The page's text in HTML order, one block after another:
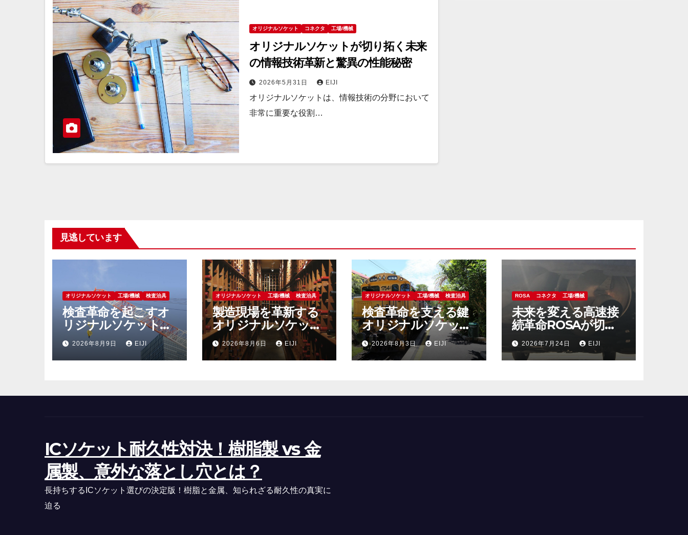
オリジナルソケット コネクタ 工場/機械
オリジナルソケットが切り拓く未来
の情報技術革新と驚異の性能秘密
2026年5月31日 EIJI
オリジナルソケットは、情報技術の分野において
非常に重要な役割…
見逃しています
オリジナルソケット 工場/機械 検査治具
検査革命を起こすオ
リジナルソケットが
秘める驚異の品質向
上効果
2026年8月9日 EIJI
オリジナルソケット 工場/機械 検査治具
製造現場を革新する
オリジナルソケット
の驚異的な効果と選
び方
2026年8月6日 EIJI
オリジナルソケット 工場/機械 検査治具
検査革命を支える鍵
オリジナルソケット
の秘密と驚くべき効
果2026年8月3日 EIJI
ROSA コネクタ 工場/機械
未来を変える高速接
続革命ROSAが切り
拓く新時代の情報技
術2026年7月24日 EIJI
ICソケット耐久性対決！樹脂製 vs 金
属製、意外な落とし穴とは？
長持ちするICソケット選びの決定版！樹脂と金属、知られざる耐久性の真実に
迫る